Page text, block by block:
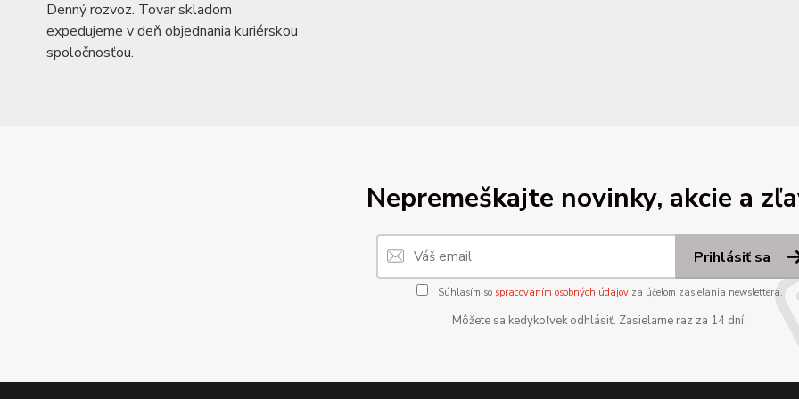
Denný rozvoz. Tovar skladom
expedujeme v deň objednania kuriérskou
spoločnosťou.
Nepremeškajte novinky, akcie a
Prihlásiť sa
Súhlasím so spracovaním osobných údajovza účelom zasielania newslettera.
Môžete sa kedykoľvek odhlásiť. Zasielame raz za 14 dní.